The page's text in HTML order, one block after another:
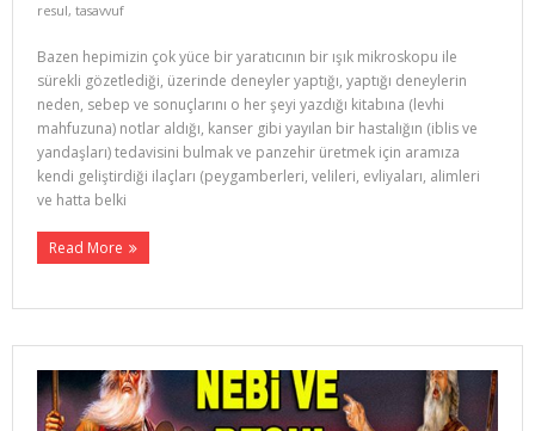
resul, tasavvuf
Bazen hepimizin çok yüce bir yaratıcının bir ışık mikroskopu ile
sürekli gözetlediği, üzerinde deneyler yaptığı, yaptığı deneylerin
neden, sebep ve sonuçlarını o her şeyi yazdığı kitabına (levhi
mahfuzuna) notlar aldığı, kanser gibi yayılan bir hastalığın (iblis ve
yandaşları) tedavisini bulmak ve panzehir üretmek için aramıza
kendi geliştirdiği ilaçları (peygamberleri, velileri, evliyaları, alimleri
ve hatta belki
Read More